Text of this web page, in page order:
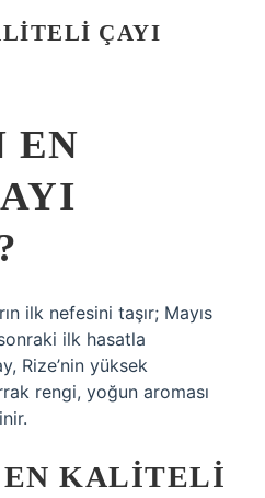
ÇAYI
EN
ilk nefesini taşır; Mayıs
ilk hasatla
Rize’nin yüksek
rengi, yoğun aroması
EN KALITELI